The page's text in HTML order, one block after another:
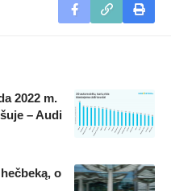
2022 m.
– Audi
o